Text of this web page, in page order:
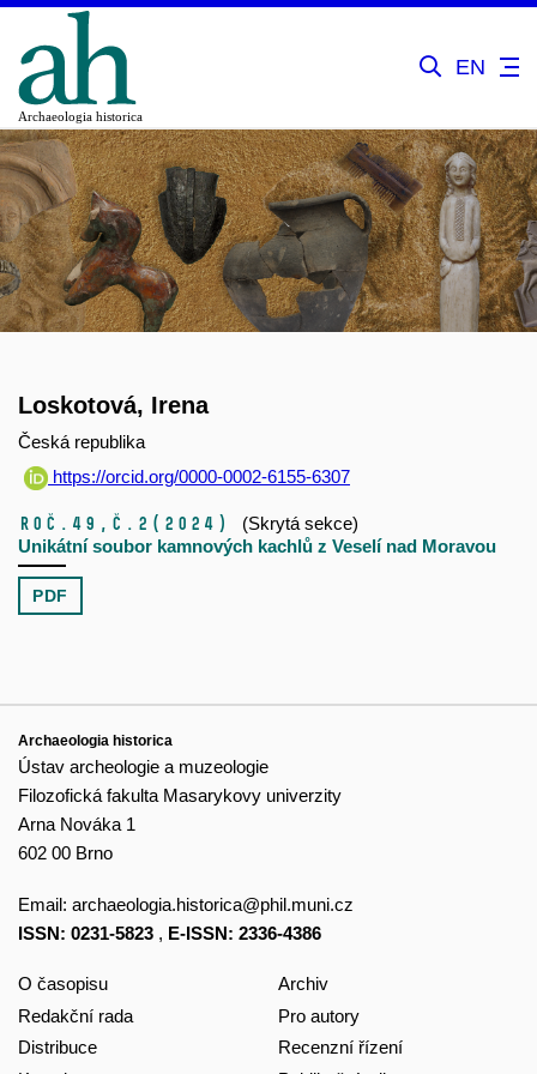
EN
Loskotová, Irena
Česká republika
https://orcid.org/0000-0002-6155-6307
Roč.49, č.2 (2024)
(Skrytá sekce)
Unikátní soubor kamnových kachlů z Veselí nad Moravou
PDF
Archaeologia historica
Ústav archeologie a muzeologie
Filozofická fakulta Masarykovy univerzity
Arna Nováka 1
602 00 Brno
Email: archaeologia.historica@phil.muni.cz
ISSN: 0231-5823 , E-ISSN: 2336-4386
O časopisu
Redakční rada
Distribuce
Archiv
Pro autory
Recenzní řízení